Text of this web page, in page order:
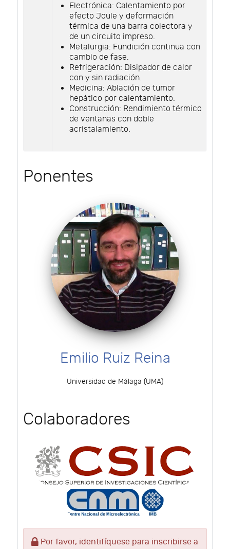
Electrónica: Calentamiento por
efecto Joule y deformación
térmica de una barra colectora y
de un circuito impreso.
Metalurgia: Fundición continua con
cambio de fase.
Refrigeración: Disipador de calor
con y sin radiación.
Medicina: Ablación de tumor
hepático por calentamiento.
Construcción: Rendimiento térmico
de ventanas con doble
acristalamiento.
Ponentes
Emilio Ruiz Reina
Universidad de Málaga (UMA)
Colaboradores
Por favor, identifíquese para inscribirse a